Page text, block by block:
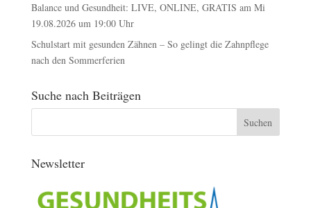
Balance und Gesundheit: LIVE, ONLINE, GRATIS am Mi
19.08.2026 um 19:00 Uhr
Schulstart mit gesunden Zähnen – So gelingt die Zahnpflege
nach den Sommerferien
Suche nach Beiträgen
Newsletter